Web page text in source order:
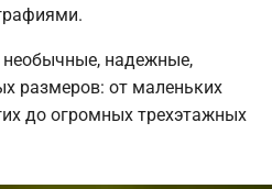
надежные,
размеров: от маленьких
до огромных трехэтажных